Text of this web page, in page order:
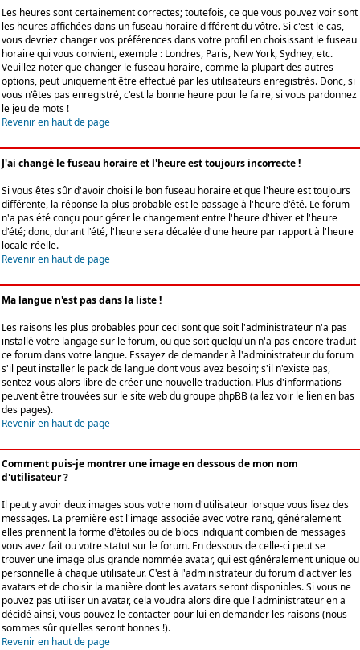
Les heures sont certainement correctes; toutefois, ce que vous pouvez voir sont
les heures affichées dans un fuseau horaire différent du vôtre. Si c'est le cas,
vous devriez changer vos préférences dans votre profil en choisissant le fuseau
horaire qui vous convient, exemple : Londres, Paris, New York, Sydney, etc.
Veuillez noter que changer le fuseau horaire, comme la plupart des autres
options, peut uniquement être effectué par les utilisateurs enregistrés. Donc, si
vous n'êtes pas enregistré, c'est la bonne heure pour le faire, si vous pardonnez
le jeu de mots !
Revenir en haut de page
J'ai changé le fuseau horaire et l'heure est toujours incorrecte !
Si vous êtes sûr d'avoir choisi le bon fuseau horaire et que l'heure est toujours
différente, la réponse la plus probable est le passage à l'heure d'été. Le forum
n'a pas été conçu pour gérer le changement entre l'heure d'hiver et l'heure
d'été; donc, durant l'été, l'heure sera décalée d'une heure par rapport à l'heure
locale réelle.
Revenir en haut de page
Ma langue n'est pas dans la liste !
Les raisons les plus probables pour ceci sont que soit l'administrateur n'a pas
installé votre langage sur le forum, ou que soit quelqu'un n'a pas encore traduit
ce forum dans votre langue. Essayez de demander à l'administrateur du forum
s'il peut installer le pack de langue dont vous avez besoin; s'il n'existe pas,
sentez-vous alors libre de créer une nouvelle traduction. Plus d'informations
peuvent être trouvées sur le site web du groupe phpBB (allez voir le lien en bas
des pages).
Revenir en haut de page
Comment puis-je montrer une image en dessous de mon nom
d'utilisateur ?
Il peut y avoir deux images sous votre nom d'utilisateur lorsque vous lisez des
messages. La première est l'image associée avec votre rang, généralement
elles prennent la forme d'étoiles ou de blocs indiquant combien de messages
vous avez fait ou votre statut sur le forum. En dessous de celle-ci peut se
trouver une image plus grande nommée avatar, qui est généralement unique ou
personnelle à chaque utilisateur. C'est à l'administrateur du forum d'activer les
avatars et de choisir la manière dont les avatars seront disponibles. Si vous ne
pouvez pas utiliser un avatar, cela voudra alors dire que l'administrateur en a
décidé ainsi, vous pouvez le contacter pour lui en demander les raisons (nous
sommes sûr qu'elles seront bonnes !).
Revenir en haut de page